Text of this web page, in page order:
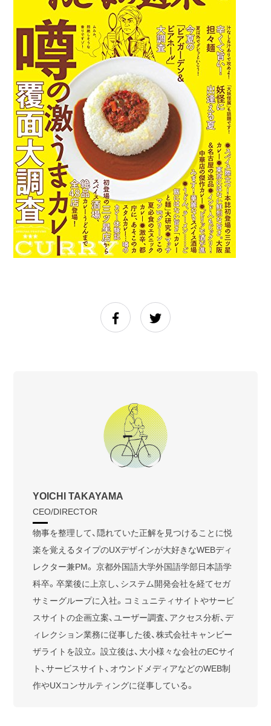
YOICHI TAKAYAMA
CEO/DIRECTOR
物事を整理して、隠れていた正解を見つけることに悦
楽を覚えるタイプのUXデザインが大好きなWEBディ
レクター兼PM。 京都外国語大学外国語学部日本語学
科卒。卒業後に上京し、システム開発会社を経てセガ
サミーグループに入社。コミュニティサイトやサービ
スサイトの企画立案、ユーザー調査、アクセス分析、デ
ィレクション業務に従事した後、株式会社キャンビー
ザライトを設立。 設立後は、大小様々な会社のECサイ
ト、サービスサイト、オウンドメディアなどのWEB制
作やUXコンサルティングに従事している。